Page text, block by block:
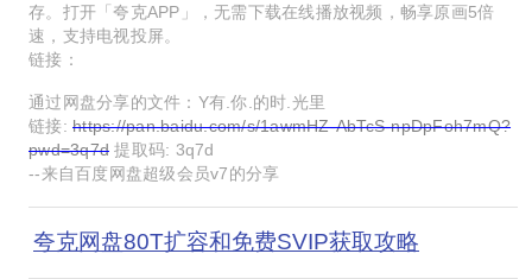
存。打开「夸克APP」，无需下载在线播放视频，畅享原画5倍
速，支持电视投屏。
链接：
通过网盘分享的文件：Y有.你.的时.光里
链接:https://pan.baidu.com/s/1awmHZ-AbTcS-npDpFoh7mQ?
pwd=3q7d 提取码: 3q7d
--来自百度网盘超级会员v7的分享
夸克网盘80T扩容和免费SVIP获取攻略